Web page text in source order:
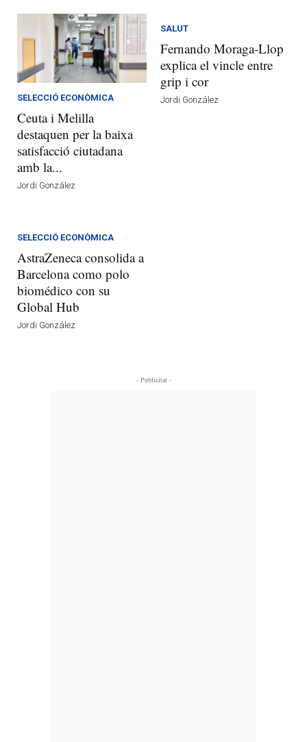
SELECCIÓ ECONÒMICA
Ceuta i Melilla
destaquen per la baixa
satisfacció ciutadana
amb la...
Jordi González
SALUT
Fernando Moraga-Llop
explica el vincle entre
grip i cor
Jordi González
SELECCIÓ ECONÒMICA
AstraZeneca consolida a
Barcelona como polo
biomédico con su
Global Hub
Jordi González
- Publicitat -